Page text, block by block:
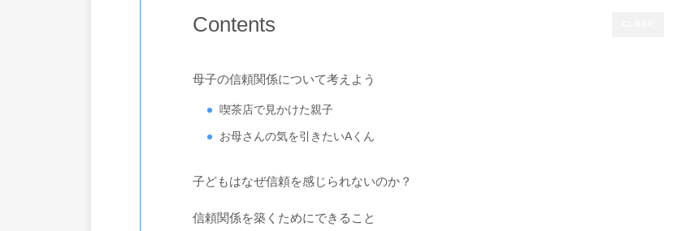
Contents
母子の信頼関係について考えよう
喫茶店で見かけた親子
お母さんの気を引きたいAくん
子どもはなぜ信頼を感じられないのか？
信頼関係を築くためにできること